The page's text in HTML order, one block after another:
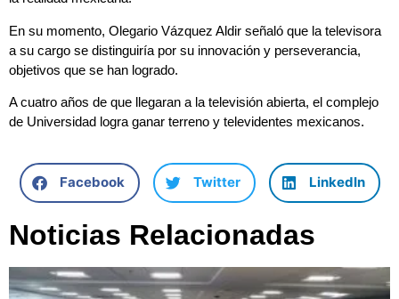
En su momento, Olegario Vázquez Aldir señaló que la televisora
a su cargo se distinguiría por su innovación y perseverancia,
objetivos que se han logrado.
A cuatro años de que llegaran a la televisión abierta, el complejo
de Universidad logra ganar terreno y televidentes mexicanos.
Facebook Twitter LinkedIn
Noticias Relacionadas